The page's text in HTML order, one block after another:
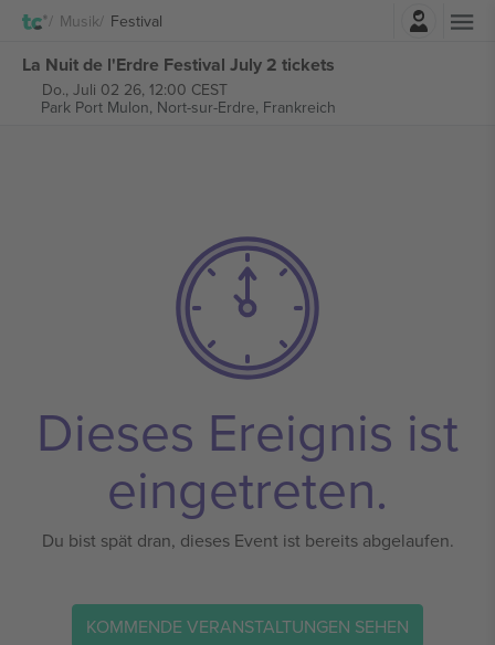
Musik Festival
La Nuit de l'Erdre Festival July 2 tickets
Do., Juli 02 26, 12:00 CEST
Park Port Mulon, Nort-sur-Erdre, Frankreich
Dieses Ereignis ist
eingetreten.
Du bist spät dran, dieses Event ist bereits abgelaufen.
KOMMENDE VERANSTALTUNGEN SEHEN